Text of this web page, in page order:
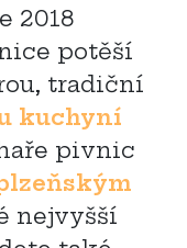
2018
potěší
tradiční
kuchyní
pivnic
nejvyšší